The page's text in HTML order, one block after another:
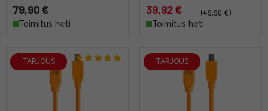
79,90 €
Toimitus heti
39,92 €
(49,90 €)
Toimitus heti
TARJOUS TARJOUS